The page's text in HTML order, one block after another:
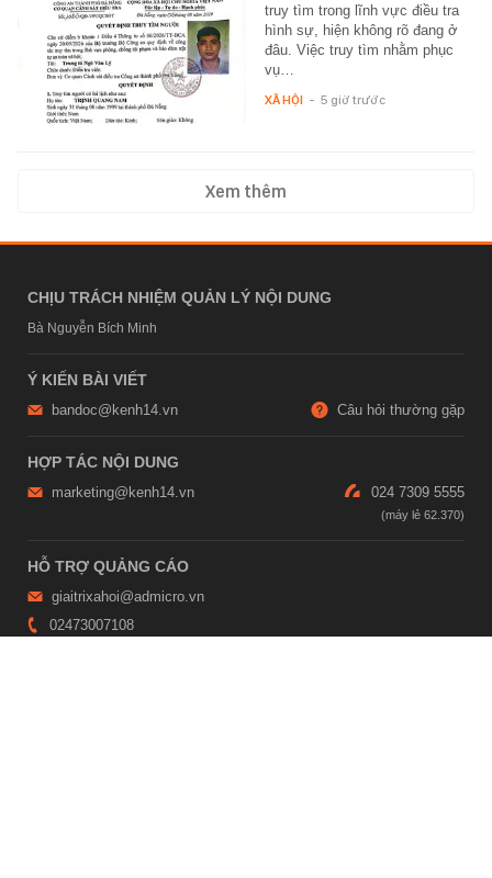
truy tìm trong lĩnh vực điều tra
hình sự, hiện không rõ đang ở
đâu. Việc truy tìm nhằm phục
vụ…
XÃ HỘI - 5 giờ trước
Xem thêm
CHỊU TRÁCH NHIỆM QUẢN LÝ NỘI DUNG
Bà Nguyễn Bích Minh
Ý KIẾN BÀI VIẾT
bandoc@kenh14.vn Câu hỏi thường gặp
HỢP TÁC NỘI DUNG
marketing@kenh14.vn 024 7309 5555
HỖ TRỢ QUẢNG CÁO
giaitrixahoi@admicro.vn
02473007108